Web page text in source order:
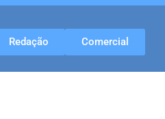
Redação Comercial